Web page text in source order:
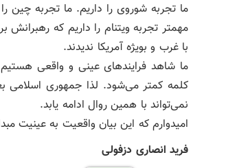
ما تجربه شوروی را داریم. ما تجربه چین
مهمتر تجربه ویتنام را داریم که
با غرب و بویژه آمریکا ندیدند.
ما شاهد فرایندهای عینی و واقعی
کلمه کمتر می‌شود. لذا جمهوری
نمی‌تواند با همین روال ادامه یابد.
امیدوارم که این بیان واقعیت به عینیت
فرید انصاری دزفولی